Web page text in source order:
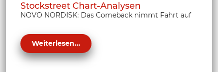
Stockstreet Chart-Analysen
NOVO NORDISK: Das Comeback nimmt Fahrt auf
Weiterlesen...